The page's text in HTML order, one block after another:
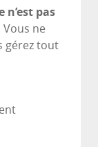
n’est pas
Vous ne
gérez tout